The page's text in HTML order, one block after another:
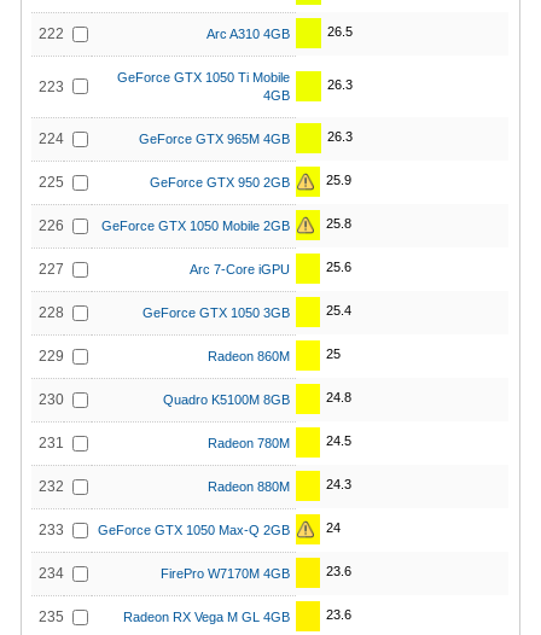
222 Arc A310 4GB 26.5
223
GeForce GTX 1050 Ti Mobile
4GB
26.3
224 GeForce GTX 965M 4GB 26.3
225 GeForce GTX 950 2GB 25.9
226 GeForce GTX 1050 Mobile 2GB 25.8
227 Arc 7-Core iGPU 25.6
228 GeForce GTX 1050 3GB 25.4
229 Radeon 860M 25
230 Quadro K5100M 8GB 24.8
231 Radeon 780M 24.5
232 Radeon 880M 24.3
233 GeForce GTX 1050 Max-Q 2GB 24
234 FirePro W7170M 4GB 23.6
235 Radeon RX Vega M GL 4GB 23.6